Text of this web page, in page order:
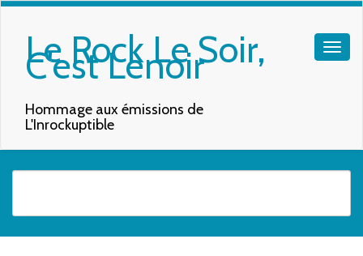
Le Rock Le Soir,
C'est Lenoir
Hommage aux émissions de
L'Inrockuptible